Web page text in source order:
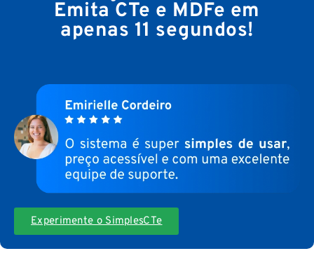
Emita CTe e MDFe em
apenas 11 segundos!
Experimente o SimplesCTe